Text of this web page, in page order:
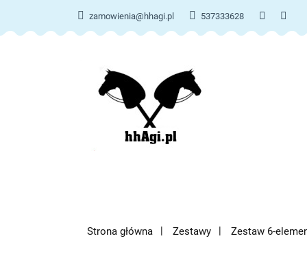
zamowienia@hhagi.pl 537333628
Strona główna Zestawy Zestaw 6-